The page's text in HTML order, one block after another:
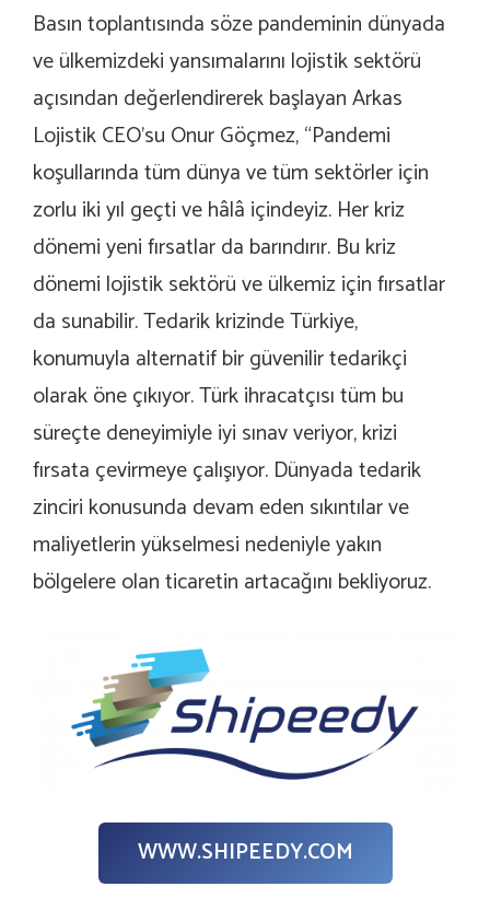
Basın toplantısında söze pandeminin dünyada
ve ülkemizdeki yansımalarını lojistik sektörü
açısından değerlendirerek başlayan Arkas
Lojistik CEO’su Onur Göçmez, “Pandemi
koşullarında tüm dünya ve tüm sektörler için
zorlu iki yıl geçti ve hâlâ içindeyiz. Her kriz
dönemi yeni fırsatlar da barındırır. Bu kriz
dönemi lojistik sektörü ve ülkemiz için fırsatlar
da sunabilir. Tedarik krizinde Türkiye,
konumuyla alternatif bir güvenilir tedarikçi
olarak öne çıkıyor. Türk ihracatçısı tüm bu
süreçte deneyimiyle iyi sınav veriyor, krizi
fırsata çevirmeye çalışıyor. Dünyada tedarik
zinciri konusunda devam eden sıkıntılar ve
maliyetlerin yükselmesi nedeniyle yakın
bölgelere olan ticaretin artacağını bekliyoruz.
WWW.SHIPEEDY.COM